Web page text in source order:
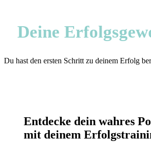
Deine
Du hast den ersten Schritt zu deinem Erfolg
Entdecke dein wahres
mit deinem